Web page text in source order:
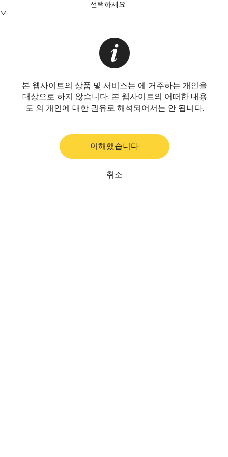
선택하세요
본 웹사이트의 상품 및 서비스는 에 거주하는 개인을
대상으로 하지 않습니다. 본 웹사이트의 어떠한 내용
도 의 개인에 대한 권유로 해석되어서는 안 됩니다.
이해했습니다
취소